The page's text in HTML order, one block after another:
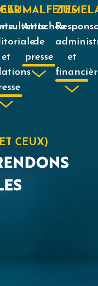
et
MALFETES
Attachée
de
presse
et
CEUX)